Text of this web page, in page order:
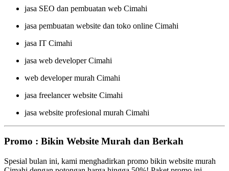
jasa SEO dan pembuatan web Cimahi
jasa pembuatan website dan toko online Cimahi
jasa IT Cimahi
jasa web developer Cimahi
web developer murah Cimahi
jasa freelancer website Cimahi
jasa website profesional murah Cimahi
Promo : Bikin Website Murah dan Berkah
Spesial bulan ini, kami menghadirkan promo bikin website murah